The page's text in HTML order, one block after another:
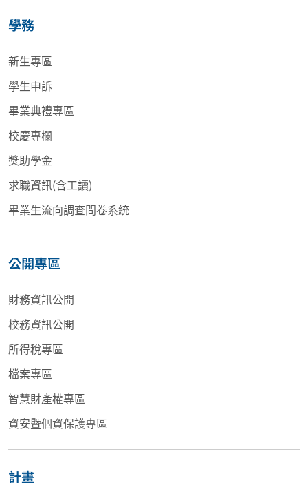
學務
新生專區
學生申訴
畢業典禮專區
校慶專欄
獎助學金
求職資訊(含工讀)
畢業生流向調查問卷系統
公開專區
財務資訊公開
校務資訊公開
所得稅專區
檔案專區
智慧財產權專區
資安暨個資保護專區
計畫